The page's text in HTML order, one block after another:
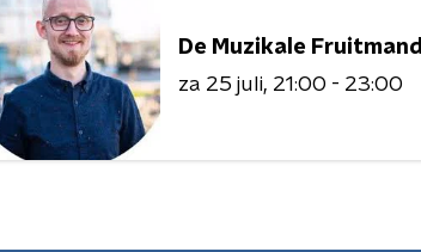
De Muzikale Fruitmand
za 25 juli 21:00 - 23:00